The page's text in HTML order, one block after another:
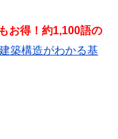
お得！約1,100語の
建築構造がわかる基